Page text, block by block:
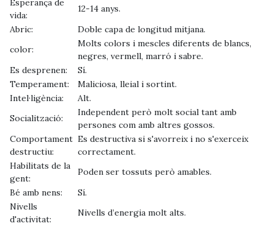
Esperança de
vida:
12-14 anys.
Abric:
Doble capa de longitud mitjana.
color:
Molts colors i mescles diferents de blancs,
negres, vermell, marró i sabre.
Es desprenen:
Sí.
Temperament:
Maliciosa, lleial i sortint.
Intel·ligència:
Alt.
Socialització:
Independent però molt social tant amb
persones com amb altres gossos.
Comportament
destructiu:
Es destructiva si s'avorreix i no s'exerceix
correctament.
Habilitats de la
gent:
Poden ser tossuts però amables.
Bé amb nens:
Sí.
Nivells
d'activitat:
Nivells d’energia molt alts.